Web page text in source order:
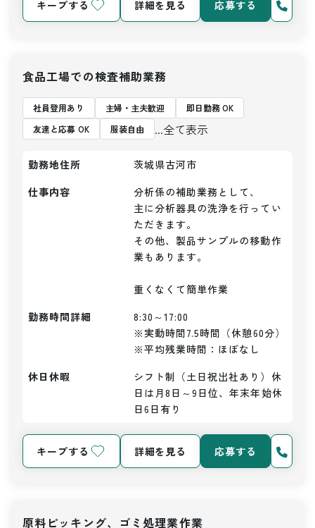
キープする 詳細を見る 応募する
食品工場での検査補助業務
社員登用あり 主婦・主夫歓迎
即日勤務 OK
友達と応募 OK
服装自由 ...全て表示
勤務地住所
茨城県古河市
仕事内容
分析係の補助業務として、
主に分析器具の洗浄を行ってい
ただきます。
その他、製品サンプルの移動作
業もあります。
重くなくて簡単作業
勤務時間詳細
8:30～17:00
※実動時間7.5時間（休憩60分）
※平均残業時間：ほぼなし
休日休暇
シフト制（土日祝出社あり）休
日は月8日～9日位、年末年始休
日6日有り
キープする 詳細を見る 応募する
原料ピッキング、ゴミ処理業作業